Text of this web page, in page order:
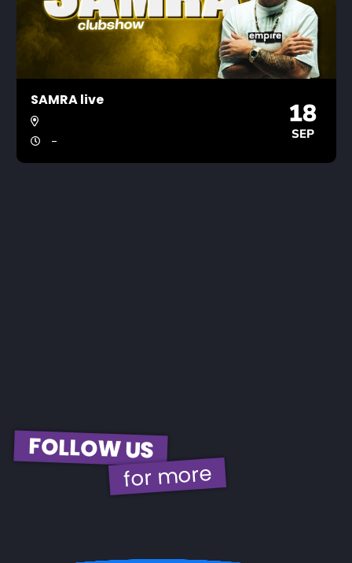
SAMRA live
-
18
SEP
FOLLOW US
for more